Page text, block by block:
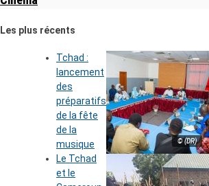
Les plus récents
© (DR)
Tchad :
lancement
des
préparatifs
de la fête
de la
musique
Le Tchad
et le